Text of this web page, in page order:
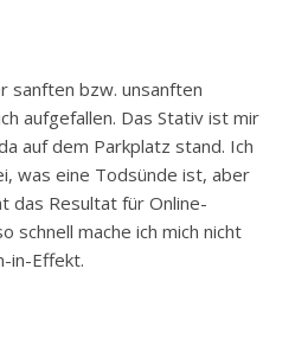
sanften bzw. unsanften
aufgefallen. Das Stativ ist mir
auf dem Parkplatz stand. Ich
was eine Todsünde ist, aber
das Resultat für Online-
schnell mache ich mich nicht
in-Effekt.